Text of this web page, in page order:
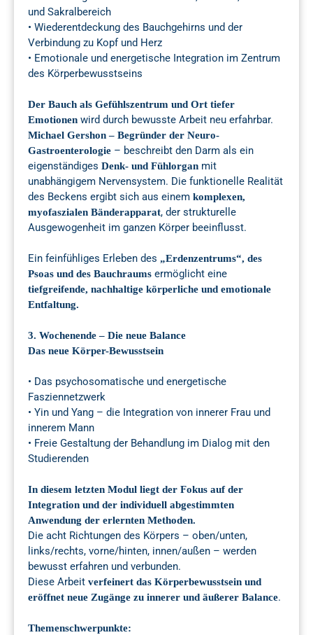
und Sakralbereich
• Wiederentdeckung des Bauchgehirns und der
Verbindung zu Kopf und Herz
• Emotionale und energetische Integration im Zentrum
des Körperbewusstseins
Der Bauch als Gefühlszentrum und Ort tiefer
Emotionen wird durch bewusste Arbeit neu erfahrbar.
Michael Gershon – Begründer der Neuro-
Gastroenterologie – beschreibt den Darm als ein
eigenständiges Denk- und Fühlorgan mit
unabhängigem Nervensystem. Die funktionelle Realität
des Beckens ergibt sich aus einem komplexen,
myofaszialen Bänderapparat, der strukturelle
Ausgewogenheit im ganzen Körper beeinflusst.
Ein feinfühliges Erleben des „Erdenzentrums“, des
Psoas und des Bauchraums ermöglicht eine
tiefgreifende, nachhaltige körperliche und emotionale
Entfaltung.
3. Wochenende – Die neue Balance
Das neue Körper-Bewusstsein
• Das psychosomatische und energetische
Fasziennetzwerk
• Yin und Yang – die Integration von innerer Frau und
innerem Mann
• Freie Gestaltung der Behandlung im Dialog mit den
Studierenden
In diesem letzten Modul liegt der Fokus auf der
Integration und der individuell abgestimmten
Anwendung der erlernten Methoden.
Die acht Richtungen des Körpers – oben/unten,
links/rechts, vorne/hinten, innen/außen – werden
bewusst erfahren und verbunden.
Diese Arbeit verfeinert das Körperbewusstsein und
eröffnet neue Zugänge zu innerer und äußerer Balance.
Themenschwerpunkte: